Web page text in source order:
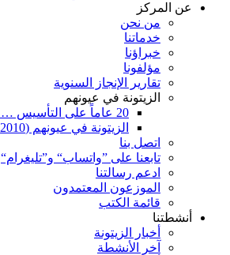
عن المركز
من نحن
خدماتنا
خبراؤنا
مؤلفونا
تقارير الإنجاز السنوية
الزيتونة في عيونهم
20 عاماً على التأسيس … الزيتونة في عيونهم (2024)
الزيتونة في عيونهم (2010)
اتصل بنا
تابعنا على ”واتساب“ و”تليغرام“
ادعم رسالتنا
الموزعون المعتمدون
قائمة الكتب
أنشطتنا
أخبار الزيتونة
آخر الأنشطة